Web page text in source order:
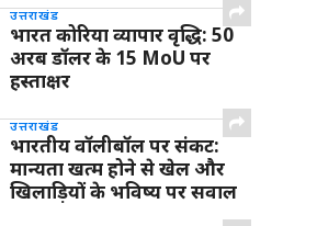
उत्तराखंड
भारत कोरिया व्यापार वृद्धि: 50
अरब डॉलर के 15 MoU पर
हस्ताक्षर
उत्तराखंड
भारतीय वॉलीबॉल पर संकट:
मान्यता खत्म होने से खेल और
खिलाड़ियों के भविष्य पर सवाल